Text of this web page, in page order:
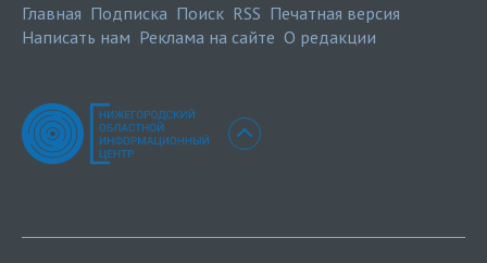
Главная Подписка Поиск RSS Печатная версия
Написать нам Реклама на сайте О редакции